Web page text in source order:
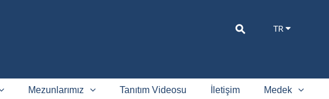
TR
⚲
Mezunlarımız Tanıtım Videosu İletişim Medek